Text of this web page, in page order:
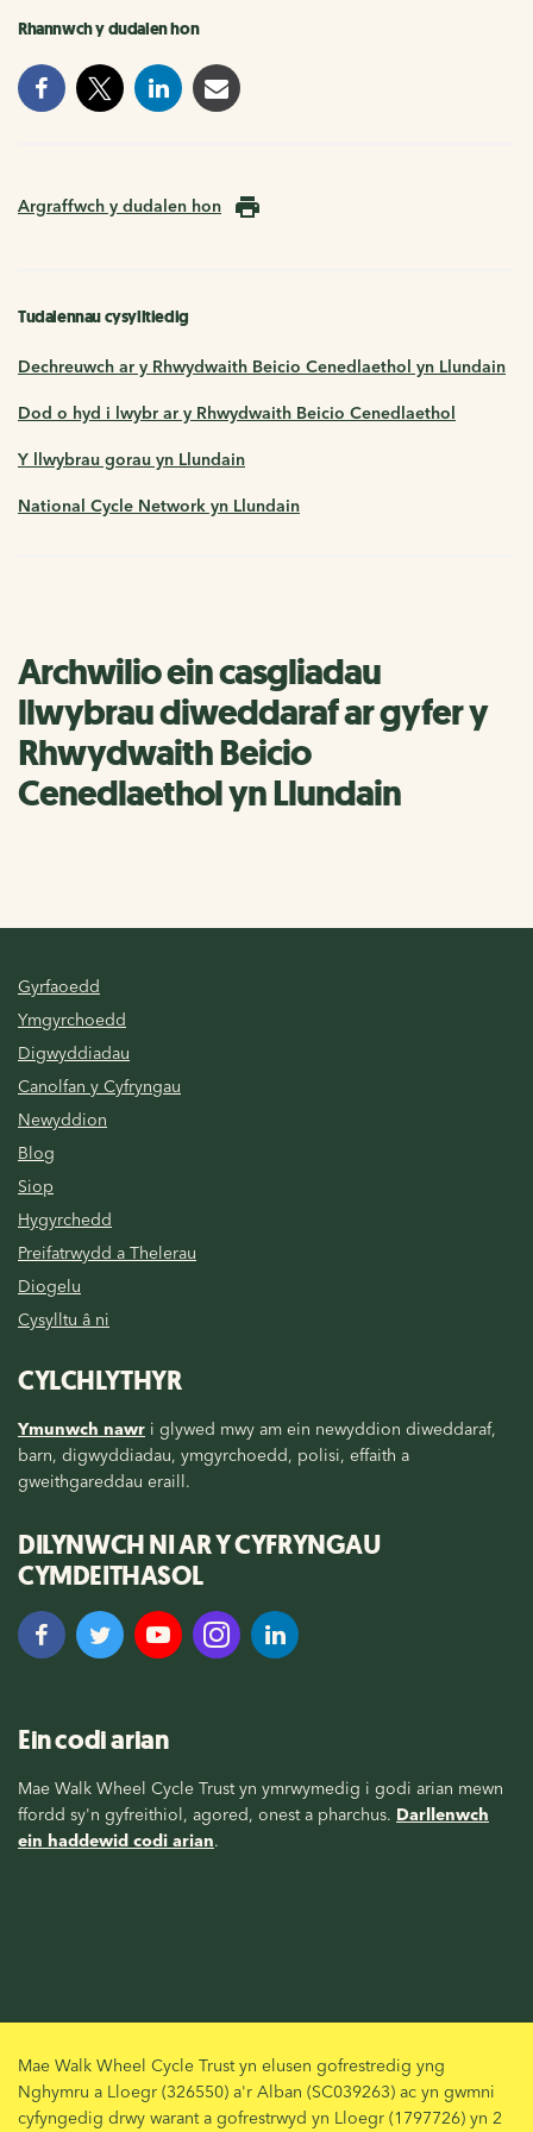
Rhannwch y dudalen hon
Argraffwch y dudalen hon
Tudalennau cysylltiedig
Dechreuwch ar y Rhwydwaith Beicio Cenedlaethol yn Llundain
Dod o hyd i lwybr ar y Rhwydwaith Beicio Cenedlaethol
Y llwybrau gorau yn Llundain
National Cycle Network yn Llundain
Archwilio ein casgliadau
llwybrau diweddaraf ar gyfer y
Rhwydwaith Beicio
Cenedlaethol yn Llundain
Gyrfaoedd
Ymgyrchoedd
Digwyddiadau
Canolfan y Cyfryngau
Newyddion
Blog
Siop
Hygyrchedd
Preifatrwydd a Thelerau
Diogelu
Cysylltu â ni
CYLCHLYTHYR
Ymunwch nawr i glywed mwy am ein newyddion diweddaraf,
barn, digwyddiadau, ymgyrchoedd, polisi, effaith a
gweithgareddau eraill.
DILYNWCH NI AR Y CYFRYNGAU
CYMDEITHASOL
Ein codi arian
Mae Walk Wheel Cycle Trust yn ymrwymedig i godi arian mewn
ffordd sy'n gyfreithiol, agored, onest a pharchus. Darllenwch
ein haddewid codi arian.
Mae Walk Wheel Cycle Trust yn elusen gofrestredig yng
Nghymru a Lloegr (326550) a'r Alban (SC039263) ac yn gwmni
cyfyngedig drwy warant a gofrestrwyd yn Lloegr (1797726) yn 2